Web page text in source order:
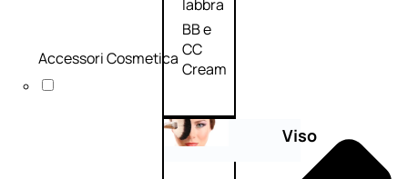
labbra
BB e
CC
Cream
Viso
Accessori Cosmetica